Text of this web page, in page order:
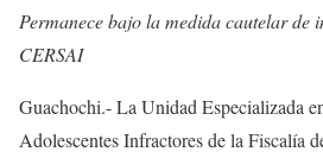
Permanece bajo la medida cautelar de
CERSAI
Guachochi.- La Unidad Especializada
Adolescentes Infractores de la Fiscalía